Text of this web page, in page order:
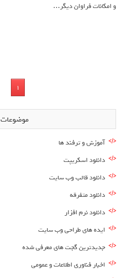
و امکانات فراوان دیگر…
1
موضوعات
آموزش و ترفند ها
دانلود اسکریپت
دانلود قالب وب سایت
دانلود متفرقه
دانلود نرم افزار
ایده های طراحی وب سایت
جدیدترین گجت های معرفی شده
اخبار فناوری اطلاعات و عمومی